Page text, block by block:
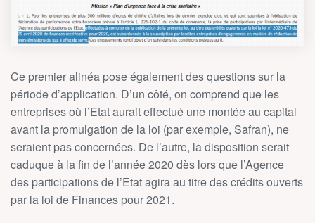
Ce premier alinéa pose également des questions sur la
période d’application. D’un côté, on comprend que les
entreprises où l’Etat aurait effectué une montée au capital
avant la promulgation de la loi (par exemple, Safran), ne
seraient pas concernées. De l’autre, la disposition serait
caduque à la fin de l’année 2020 dès lors que l’Agence
des participations de l’Etat agira au titre des crédits ouverts
par la loi de Finances pour 2021.